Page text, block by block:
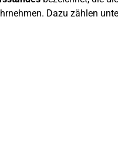
Dazu zählen